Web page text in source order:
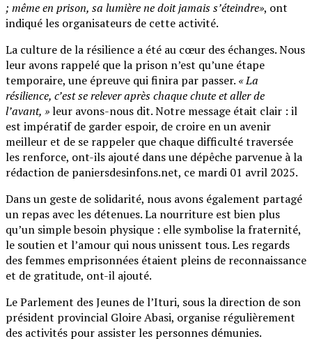
; même en prison, sa lumière ne doit jamais s’éteindre», ont
indiqué les organisateurs de cette activité.
La culture de la résilience a été au cœur des échanges. Nous
leur avons rappelé que la prison n’est qu’une étape
temporaire, une épreuve qui finira par passer. « La
résilience, c’est se relever après chaque chute et aller de
l’avant, »leur avons-nous dit. Notre message était clair : il
est impératif de garder espoir, de croire en un avenir
meilleur et de se rappeler que chaque difficulté traversée
les renforce, ont-ils ajouté dans une dépêche parvenue à la
rédaction de paniersdesinfons.net, ce mardi 01 avril 2025.
Dans un geste de solidarité, nous avons également partagé
un repas avec les détenues. La nourriture est bien plus
qu’un simple besoin physique : elle symbolise la fraternité,
le soutien et l’amour qui nous unissent tous. Les regards
des femmes emprisonnées étaient pleins de reconnaissance
et de gratitude, ont-il ajouté.
Le Parlement des Jeunes de l’Ituri, sous la direction de son
président provincial Gloire Abasi, organise régulièrement
des activités pour assister les personnes démunies.